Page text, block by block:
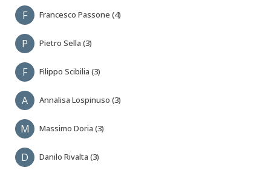
F Francesco Passone (4)
P Pietro Sella (3)
F Filippo Scibilia (3)
A Annalisa Lospinuso (3)
M Massimo Doria (3)
D Danilo Rivalta (3)